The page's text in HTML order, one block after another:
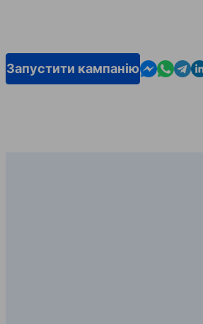
Запустити кампаніюContact us
Contact